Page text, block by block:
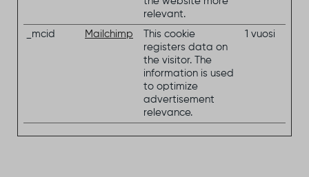
relevant.
_mcid Mailchimp
This cookie
registers data on
the visitor. The
information is used
to optimize
advertisement
relevance.
1 vuosi